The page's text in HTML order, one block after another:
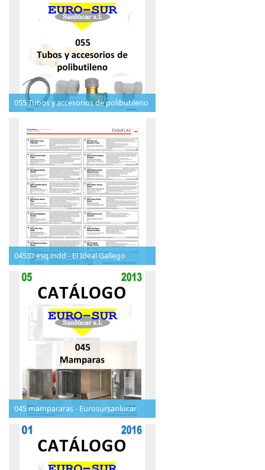
055 Tubos y accesorios de polibutileno
045ID esq.indd - El Ideal Gallego
045 mampararas - Eurosursanlucar